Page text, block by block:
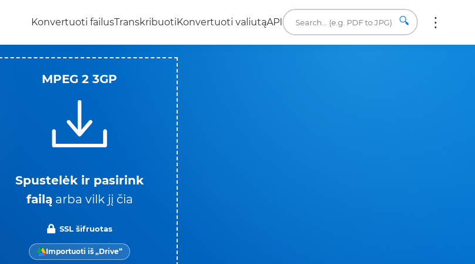
Konvertuoti failusTranskribuotiKonvertuoti valiutąAPI 🔍
MPEG 2 3GP
Spustelėk ir pasirink
failą arba vilk jį čia
SSL šifruotas
Importuoti iš „Drive“